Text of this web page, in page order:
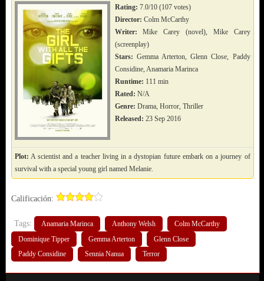
Rating: 7.0/10 (107 votes)
Director: Colm McCarthy
Writer: Mike Carey (novel), Mike Carey
(screenplay)
Stars: Gemma Arterton, Glenn Close, Paddy
Considine, Anamaria Marinca
Runtime: 111 min
Rated: N/A
Genre: Drama, Horror, Thriller
Released: 23 Sep 2016
Plot: A scientist and a teacher living in a dystopian future embark on a journey of
survival with a special young girl named Melanie.
Calificación:
Tags: Anamaria Marinca Anthony Welsh
Colm McCarthy
Dominique Tipper
Gemma Arterton
Glenn Close
Paddy Considine
Sennia Nanua Terror